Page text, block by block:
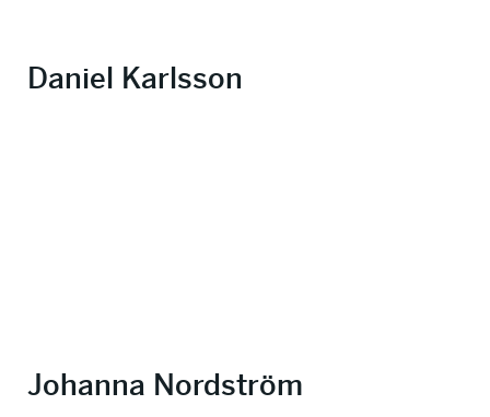
Daniel Karlsson
Johanna Nordström